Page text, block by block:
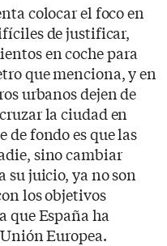
colocar el foco en
de justificar,
en coche para
que menciona, y en
urbanos dejen de
la ciudad en
de fondo es que las
sino cambiar
su juicio, ya no son
los objetivos
que España ha
Europea.